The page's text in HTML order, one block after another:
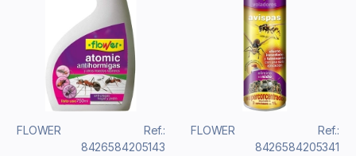
FLOWER
Ref.:
8426584205143
FLOWER
Ref.:
8426584205341